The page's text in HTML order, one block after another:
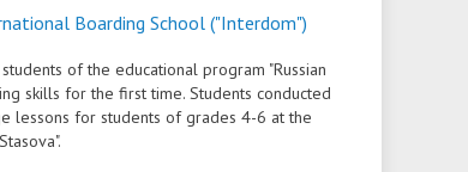
Boarding School ("Interdom")
of the educational program "Russian
skills for the first time. Students conducted
lessons for students of grades 4-6 at the